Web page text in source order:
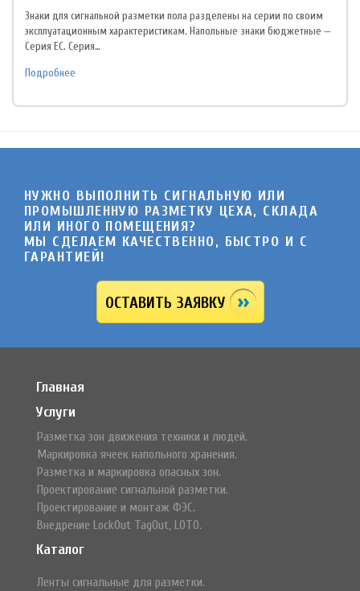
Знаки для сигнальной разметки пола разделены на серии по своим
эксплуатационным характеристикам. Напольные знаки бюджетные —
Серия EC. Серия…
Подробнее
НУЖНО ВЫПОЛНИТЬ СИГНАЛЬНУЮ ИЛИ
ПРОМЫШЛЕННУЮ РАЗМЕТКУ ЦЕХА, СКЛАДА
ИЛИ ИНОГО ПОМЕЩЕНИЯ?
МЫ СДЕЛАЕМ КАЧЕСТВЕННО, БЫСТРО И C
ГАРАНТИЕЙ!
ОСТАВИТЬ ЗАЯВКУ
Главная
Услуги
Разметка зон движения техники и людей.
Маркировка ячеек напольного хранения.
Разметка и маркировка опасных зон.
Проектирование сигнальной разметки.
Проектирование и монтаж ФЭС.
Внедрение LockOut TagOut, LOTO.
Каталог
Ленты сигнальные для разметки.